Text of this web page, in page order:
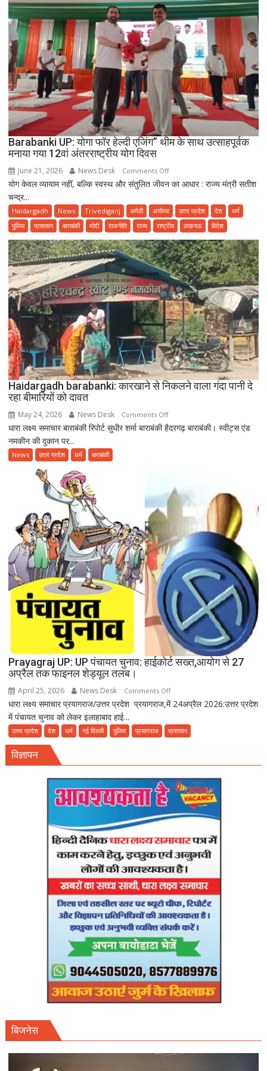
Barabanki UP: योगा फॉर हेल्दी एजिंग” थीम के साथ उत्साहपूर्वक
मनाया गया 12वां अंतरराष्ट्रीय योग दिवस
June 21, 2026 News Desk Comments Offon
Barabanki
योगा
फॉर
एजिंग”
थीम
के
साथ
उत्साहपूर्वक
मनाया
गया
12वां
अंतरराष्ट्रीय
योग
दिवस
योग केवल व्यायाम नहीं, बल्कि स्वस्थ और संतुलित जीवन का आधार : राज्य मंत्री सतीश
चन्द्र...
Haidargadh News Trivediganj अमेठी अयोध्या उत्तर प्रदेश देश
धर्म
पुलिस
प्रशासन बाराबंकी मोदी राजनीति राज्य राष्ट्रीय लखनऊ विदेश
Haidargadh barabanki: कारखाने से निकलने वाला गंदा पानी दे
रहा बीमारियों को दावत
May 24, 2026 News Desk Comments Offon
Haidargadh
वाला
गंदा
रहा
बीमारियों
को
दावत
धारा लक्ष्य समाचार बाराबंकी रिपोर्ट सुधीर शर्मा बाराबंकी हैदरगढ़ बाराबंकी। स्वीट्स एंड
नमकीन की दुकान पर...
News उत्तर प्रदेश धर्म बाराबंकी
Prayagraj UP: UP पंचायत चुनाव: हाईकोर्ट सख्त,आयोग से 27
अप्रैल तक फाइनल शेड्यूल तलब।
April 25, 2026 News Desk Comments Offon
Prayagraj
UP
सख्त,आयोग
अप्रैल
फाइनल
शेड्यूल
तलब।
धारा लक्ष्य समाचार प्रयागराज/उत्तर प्रदेश प्रयागराज,में 24अप्रैल 2026:उत्तर प्रदेश
में पंचायत चुनाव को लेकर इलाहाबाद हाई...
उत्तर प्रदेश देश धर्म नई दिल्ली पुलिस प्रयागराज प्रशासन
विज्ञापन
बिजनेस